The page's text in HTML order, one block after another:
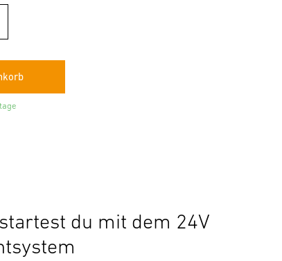
du mit dem 24V